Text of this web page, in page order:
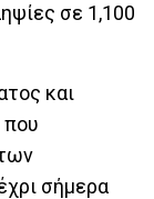
σε 1,100
και
που
σήμερα